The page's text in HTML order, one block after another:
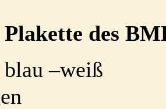
Plakette des
blau